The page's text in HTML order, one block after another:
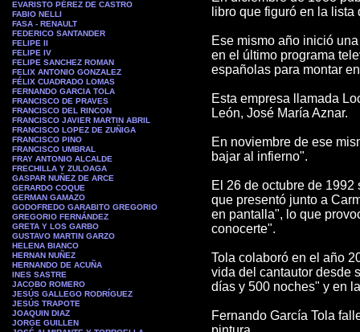
EVARISTO PÉREZ DE CASTRO
FABIO NELLI
FASA - RENAULT
FEDERICO SANTANDER
FELIPE II
FELIPE IV
FELIPE SANCHEZ ROMAN
FELIX ANTONIO GONZALEZ
FÉLIX CUADRADO LOMAS
FERNANDO GARCIA TOLA
FRANCISCO DE PRAVES
FRANCISCO DEL RINCON
FRANCISCO JAVIER MARTIN ABRIL
FRANCISCO LOPEZ DE ZUÑIGA
FRANCISCO PINO
FRANCISCO UMBRAL
FRAY ANTONIO ALCALDE
FRECHILLA Y ZULOAGA
GASPAR NUÑEZ DE ARCE
GERARDO COQUE
GERMAN GAMAZO
GODOFREDO GARABITO GREGORIO
GREGORIO FERNÁNDEZ
GRETA Y LOS GARBO
GUSTAVO MARTIN GARZO
HELENA BIANCO
HERNAN NUÑEZ
HERNANDO DE ACUÑA
INES SASTRE
JACOBO ROMERO
JESÚS GALLEGO RODRÍGUEZ
JESÚS TRAPOTE
JOAQUIN DIAZ
JORGE GUILLEN
libro que figuró en la
Ese mismo año inició
en el último programa
españolas para montar
Esta empresa llamada
León, José María Aznar.
En noviembre de ese
bajar al infierno".
El 26 de octubre de
que presentó junto a
en pantalla", lo que
conocerte".
Tola colaboró en el año
vida del cantautor desde
días y 500 noches" y en
Fernando García Tola